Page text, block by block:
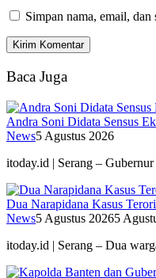
Simpan nama, email,
Baca Juga
Andra Soni Didata Sensus
News5 Agustus 2026
itoday.id | Serang –
Dua Narapidana Kasus
News5 Agustus 20265
itoday.id | Serang – Dua